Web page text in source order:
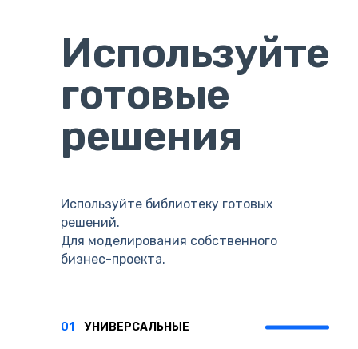
Используйте
готовые
решения
Используйте библиотеку готовых
решений.
Для моделирования собственного
бизнес-проекта.
01 УНИВЕРСАЛЬНЫЕ